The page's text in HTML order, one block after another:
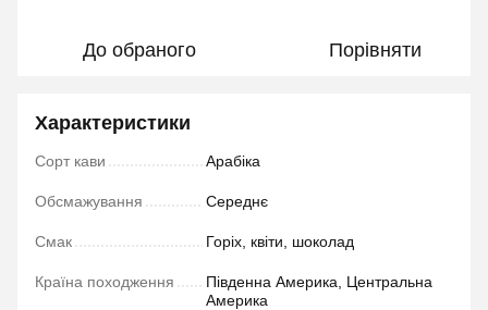
До обраного Порівняти
Характеристики
Сорт кави Арабіка
Обсмажування Середнє
Смак Горіх, квіти, шоколад
Країна походження
Південна Америка, Центральна
Америка